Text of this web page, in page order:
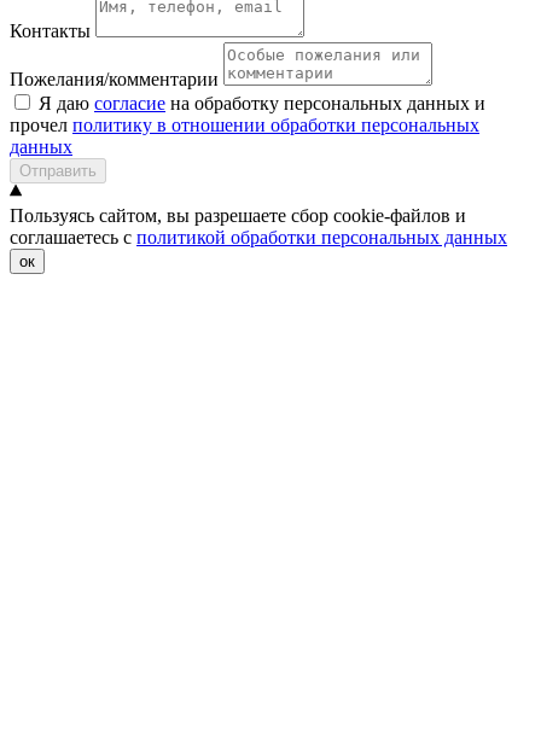
Контакты
Пожелания/комментарии
Я даю согласие на обработку персональных данных и
прочел политику в отношении обработки персональных
данных
Отправить
Пользуясь сайтом, вы разрешаете сбор cookie-файлов и
соглашаетесь с политикой обработки персональных данных
ок